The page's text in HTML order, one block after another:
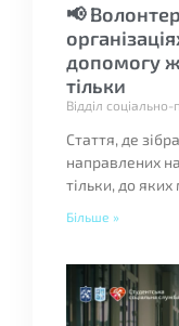
📢
допомогу
тільки
Відділ
Стаття, де
направлених
тільки, до
Більше »